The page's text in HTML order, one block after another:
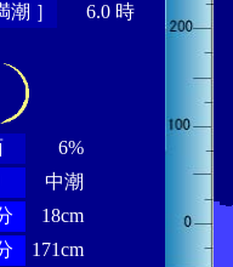
］
6.0 時
6%
中潮
18cm
171cm